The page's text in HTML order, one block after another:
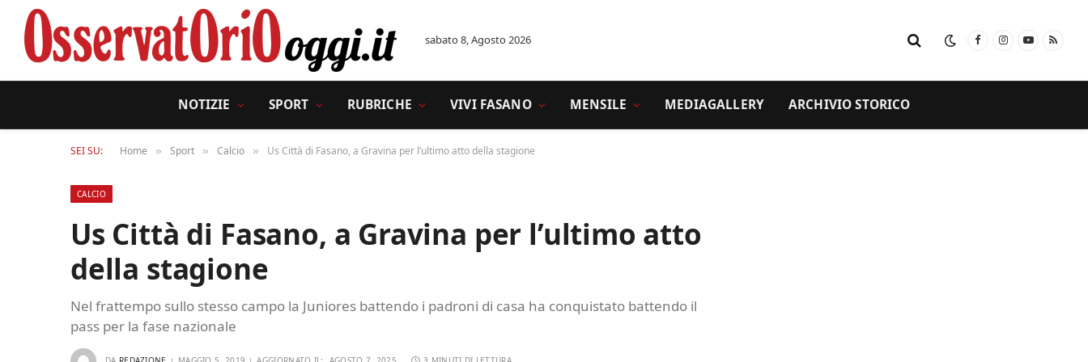
sabato 8, Agosto 2026 FacebookInstagram
YouTube
RSS
NOTIZIE SPORT RUBRICHE VIVI FASANO MENSILE MEDIAGALLERY ARCHIVIO STORICO
SEI SU: Home » Sport » Calcio » Us Città di Fasano, a Gravina per l’ultimo atto della stagione
CALCIO
Us Città di Fasano, a Gravina per l’ultimo atto
della stagione
Nel frattempo sullo stesso campo la Juniores battendo i padroni di casa ha conquistato battendo il
pass per la fase nazionale